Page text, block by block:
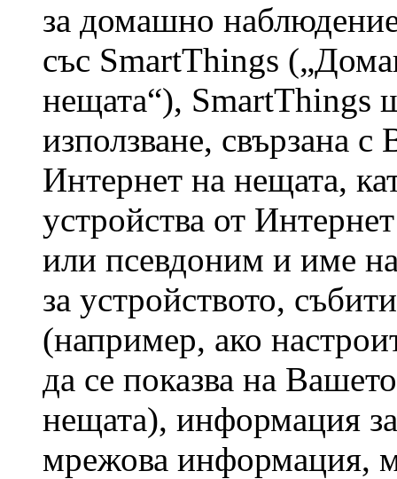
за домашно
със SmartThings
нещата“), SmartThings
използване, свързана
Интернет на нещата,
устройства от
или псевдоним и име
за устройството,
(например, ако
да се показва на
нещата), информация
мрежова информация,